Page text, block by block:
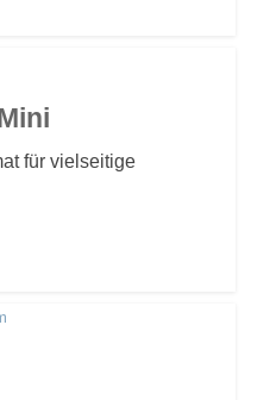
für vielseitige